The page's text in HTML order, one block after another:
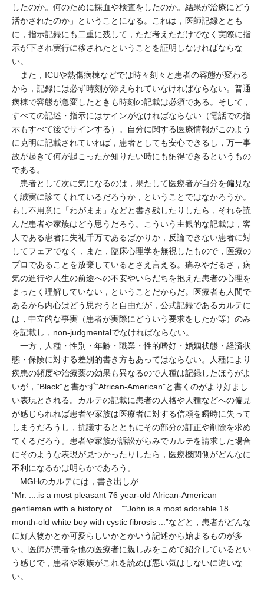
したのか。何のために採血や検査をしたのか。結果が治療にどう
活かされたのか」ということになる。これは，医師記録ととも
に，指示記録にも二重に残して，ただ考えただけでなく実際に指
示が下され実行に移されたということを証明しなければならな
い。
また，ICUや熱傷病棟などでは時々刻々と患者の容態が変わる
から，記録には必ず時刻が添えられていなければならない。普通
病棟で容態が急変したときも時刻の記載は必須である。そして，
すべての記述・指示にはサインがなければならない（電話での指
示もすべて後でサインする）。自分に関する医療情報がこのよう
に克明に記載されていれば，患者としても安心できるし，万一事
故が起きて何が起こったか知りたい時にも納得できるというもの
である。
患者として次に気になるのは，果たして医療者が自分を偏見な
く誠実に診てくれているだろうか，ということではなかろうか。
もし不用意に「わがまま」などと書き残したりしたら，それを読
んだ患者や家族はどう思うだろう。こういう主観的な記載は，客
人である患者に失礼千万であるばかりか，反論できない患者に対
してフェアでなく，また，臨床心理学を無視したもので，医療の
プロであることを放棄しているとさえ言える。痛みやだるさ，病
気の進行や人生の前途への不安やいらだちを抱えた患者の心理を
まったく理解していない，ということだからだ。医療者も人間で
あるから内心はどう思おうと自由だが，公式記録であるカルテに
は，中立的な事実（患者が実際にどういう要求をしたか等）のみ
を記載し，non-judgmentalでなければならない。
一方，人種・性別・年齢・職業・性的嗜好・婚姻状態・経済状
態・保険に対する差別的書き方もあってはならない。人種により
疾患の頻度や治療薬の効果も異なるので人種は記録したほうがよ
いが，“Black”と書かず“African-American”と書くのがより好まし
い表現とされる。カルテの記載に患者の人格や人種などへの偏見
が感じられれば患者や家族は医療者に対する信頼を瞬時に失って
しまうだろうし，抗議するとともにその部分の訂正や削除を求め
てくるだろう。患者や家族が訴訟がらみでカルテを請求した場合
にそのような表現が見つかったりしたら，医療機関側がどんなに
不利になるかは明らかであろう。
MGHのカルテには，書き出しが
“Mr. ....is a most pleasant 76 year-old African-American
gentleman with a history of....”“John is a most adorable 18
month-old white boy with cystic fibrosis ...”などと，患者がどんな
に好人物かとか可愛らしいかとかいう記述から始まるものが多
い。医師が患者を他の医療者に親しみをこめて紹介しているとい
う感じで，患者や家族がこれを読めば悪い気はしないに違いな
い。